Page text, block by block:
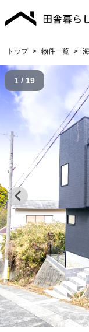
トップ > 物件一覧 >
1 / 19